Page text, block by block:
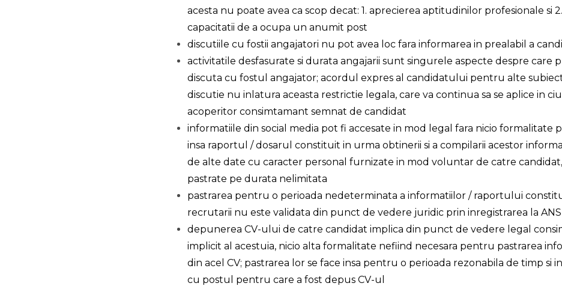
acesta nu poate avea ca scop decat: 1. aprecierea aptitudinilor profesionale si
capacitatii de a ocupa un anumit post
discutiile cu fostii angajatori nu pot avea loc fara informarea in prealabil a
activitatile desfasurate si durata angajarii sunt singurele aspecte despre care
discuta cu fostul angajator; acordul expres al candidatului pentru alte
discutie nu inlatura aceasta restrictie legala, care va continua sa se aplice in
acoperitor consimtamant semnat de candidat
informatiile din social media pot fi accesate in mod legal fara nicio formalitate
insa raportul / dosarul constituit in urma obtinerii si a compilarii acestor
de alte date cu caracter personal furnizate in mod voluntar de catre
pastrate pe durata nelimitata
pastrarea pentru o perioada nedeterminata a informatiilor / raportului
recrutarii nu este validata din punct de vedere juridic prin inregistrarea la
depunerea CV-ului de catre candidat implica din punct de vedere legal
implicit al acestuia, nicio alta formalitate nefiind necesara pentru pastrarea
din acel CV; pastrarea lor se face insa pentru o perioada rezonabila de timp si
cu postul pentru care a fost depus CV-ul